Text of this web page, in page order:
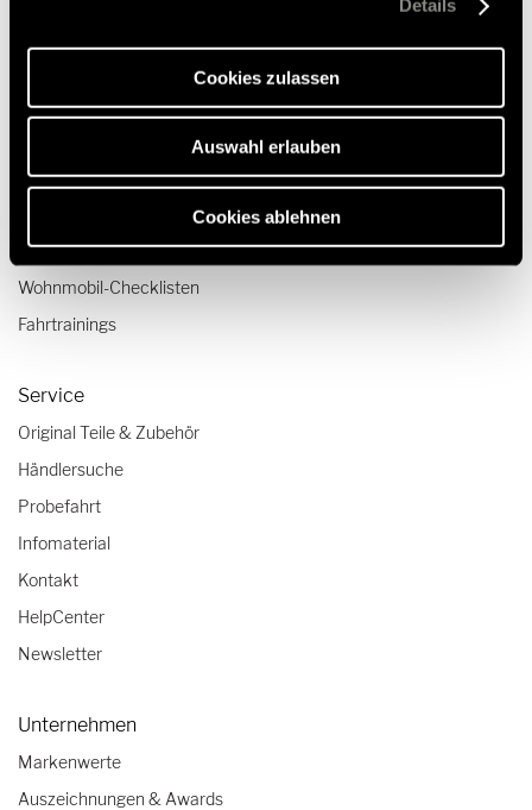
erforderlich sind.
Details
Cookies zulassen
Auswahl erlauben
Cookies ablehnen
Wohnmobile für 2 Personen
Camper Van-Aufstelldach
Reisen & Erleben
Reisetipps
Wohnmobil-Checklisten
Fahrtrainings
Service
Original Teile & Zubehör
Händlersuche
Probefahrt
Infomaterial
Kontakt
HelpCenter
Newsletter
Unternehmen
Markenwerte
Auszeichnungen & Awards